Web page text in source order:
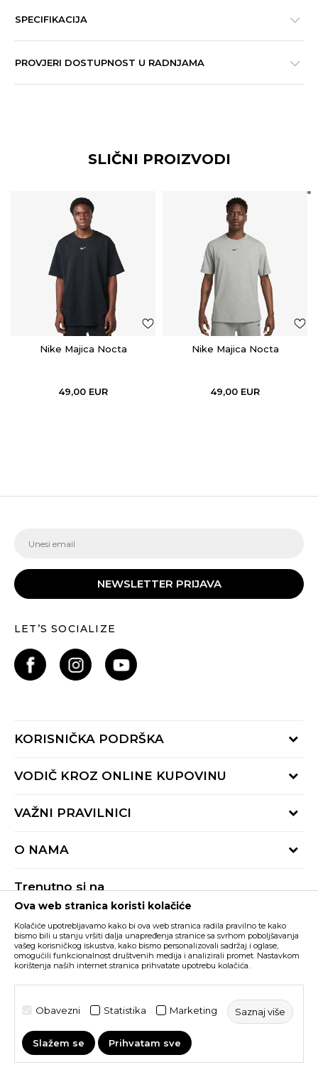
SPECIFIKACIJA
PROVJERI DOSTUPNOST U RADNJAMA
SLIČNI PROIZVODI
Nike Majica Nocta
49,00 EUR
Nike Majica Nocta
49,00 EUR
NEWSLETTER PRIJAVA
LET’S SOCIALIZE
KORISNIČKA PODRŠKA
Provjeri status porudžbine
Radno vrijeme 9-16h
VODIČ KROZ ONLINE KUPOVINU
Načini isporuke
Reklamacije
VAŽNI PRAVILNICI
Pravila Sport&Bonus programa
O NAMA
BUZZ Shopovi
Postani dio BUZZ tima
Trenutno si na
Buzz Crna Gora PROMIJENI
Nastojimo da budemo što precizniji u opisu proizvoda, prikazu slika i samih
cijena, ali ne možemo garantovati da su sve informacije kompletne i bez
grešaka. Svi artikli prikazani na sajtu su dio naše ponude i ne podrazumijeva da
su dostupni u svakom trenutku. Raspoloživost robe možete provjeriti pozivom
©2026www.buzzsneakers.me, IzradaNB SOFT. Sva prava
Ova web stranica koristi kolačiće
Kolačiće upotrebljavamo kako bi ova web stranica radila pravilno te kako
bismo bili u stanju vršiti dalja unapređenja stranice sa svrhom poboljšavanja
vašeg korisničkog iskustva, kako bismo personalizovali sadržaj i oglase,
omogućili funkcionalnost društvenih medija i analizirali promet. Nastavkom
korištenja naših internet stranica prihvatate upotrebu kolačića.
Obavezni Statistika Marketing Saznaj više
Slažem se Prihvatam sve